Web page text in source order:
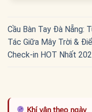
Cầu Bàn Tay Đà Nẵng:
Tác Giữa Mây Trời &
Check-in HOT Nhất
Khí vận theo ngày